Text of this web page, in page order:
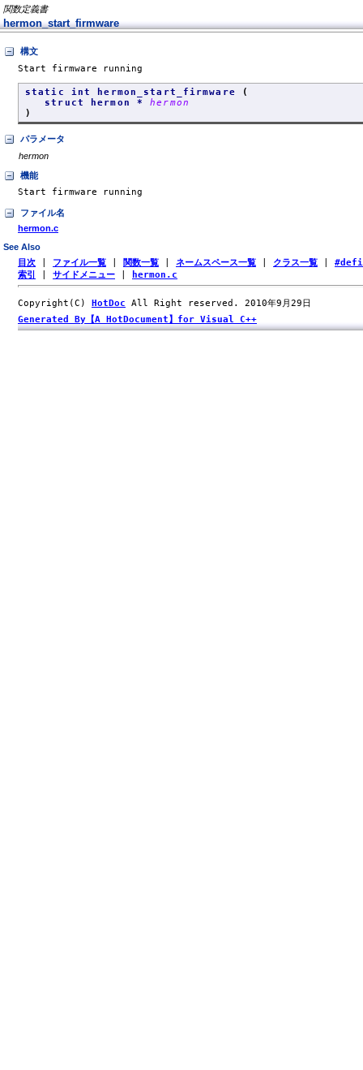
関数定義書
hermon_start_firmware
構文
Start firmware running
static int hermon_start_firmware
(
struct hermon *hermon
)
パラメータ
hermon
機能
Start firmware running
ファイル名
hermon.c
See Also
目次 ファイル一覧 関数一覧 ネームスペース一覧 クラス一覧
索引
サイドメニュー hermon.c
Copyright(C) HotDoc All Right reserved. 2010年9月29日
Generated By【A HotDocument】for Visual C++